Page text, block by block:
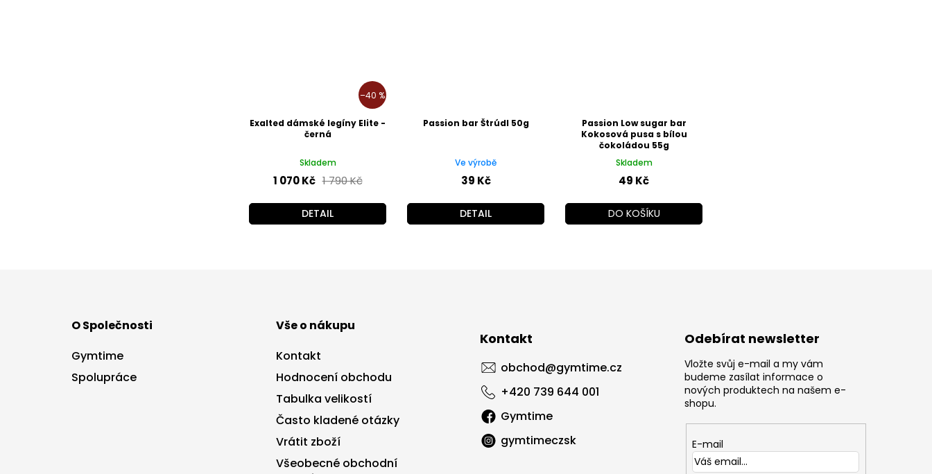
–40 %
Exalted dámské legíny Elite -
černá
Skladem
1 070 Kč 1 790 Kč
DETAIL
Passion bar Štrúdl 50g
Ve výrobě
39 Kč
DETAIL
Passion Low sugar bar
Kokosová pusa s bílou
čokoládou 55g
Skladem
49 Kč
DO KOŠÍKU
O Společnosti
Gymtime
Spolupráce
Vše o nákupu
Kontakt
Hodnocení obchodu
Tabulka velikostí
Často kladené otázky
Vrátit zboží
Všeobecné obchodní
Kontakt
obchod@gymtime.cz
+420 739 644 001
Gymtime
gymtimeczsk
Odebírat newsletter
Vložte svůj e-mail a my vám
budeme zasílat informace o
nových produktech na našem e-
shopu.
E-mail